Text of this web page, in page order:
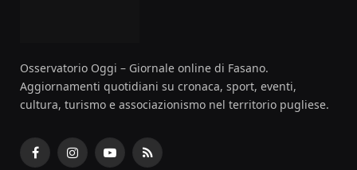
Osservatorio Oggi – Giornale online di Fasano.
Aggiornamenti quotidiani su cronaca, sport, eventi,
cultura, turismo e associazionismo nel territorio pugliese.
FacebookInstagramYouTubeRSS